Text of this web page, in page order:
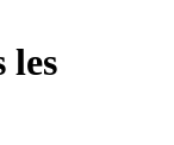
les